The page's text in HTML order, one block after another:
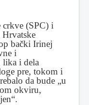
crkve (SPC) i
bački Irinej
i
lika i dela
pre, tokom i
da bude „u
okviru,